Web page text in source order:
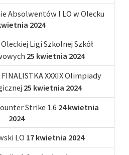
Absolwentów I LO w Olecku
2024
Ligi Szkolnej Szkół
25 kwietnia 2024
XXXIX Olimpiady
25 kwietnia 2024
Strike 1.6 24 kwietnia
2024
LO 17 kwietnia 2024